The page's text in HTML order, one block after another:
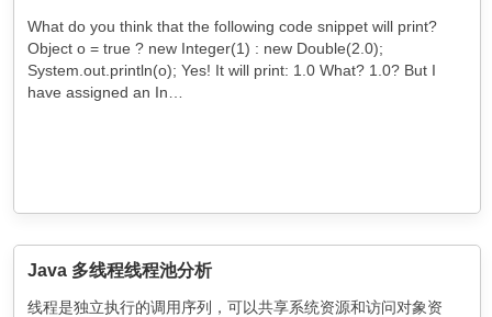
What do you think that the following code snippet will print?
Object o = true ? new Integer(1) : new Double(2.0);
System.out.println(o); Yes! It will print: 1.0 What? 1.0? But I
have assigned an In…
Java 多线程线程池分析
线程是独立执行的调用序列，可以共享系统资源和访问对象资